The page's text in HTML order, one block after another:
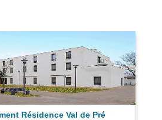
Résidence Val de Pré